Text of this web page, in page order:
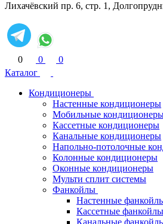
Лихачёвский пр. 6, стр. 1,
0 0
0
Каталог
Кондиционеры
Настенные кондиционеры
Мобильные
Кассетные кондиционеры
Канальные кондиционеры
Напольно-потолочные
Колонные кондиционеры
Оконные кондиционеры
Мульти сплит системы
Фанкойлы
Настенные
Кассетные фанкойлы
Канальные